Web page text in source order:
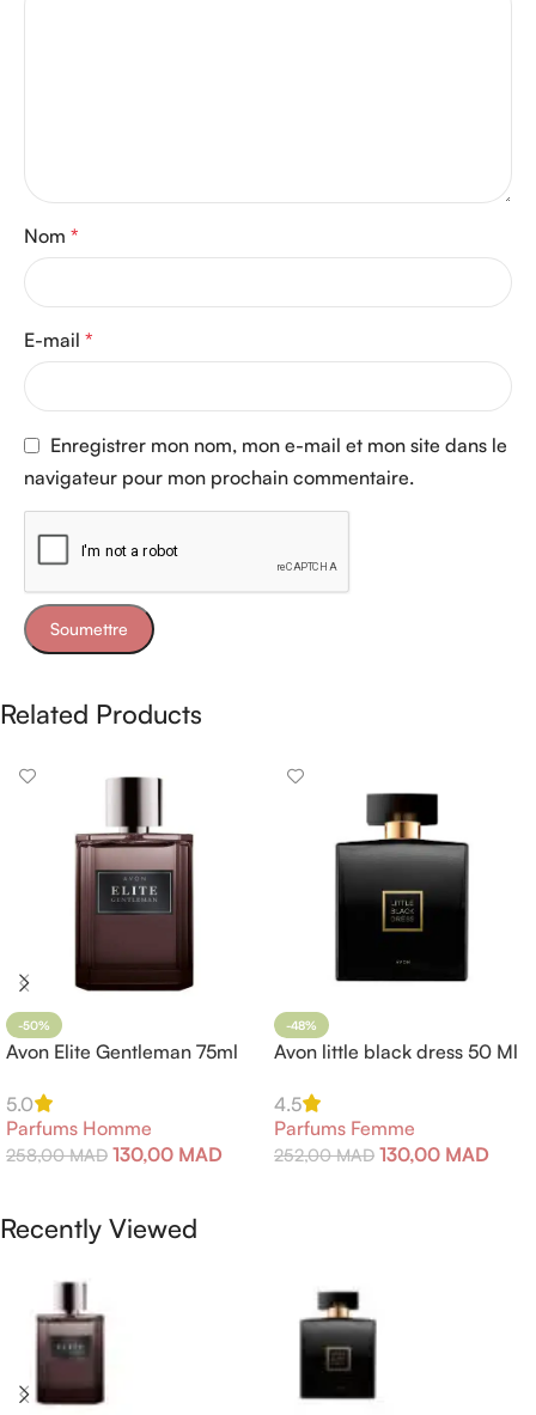
Nom *
E-mail *
Enregistrer mon nom, mon e-mail et mon site dans le
navigateur pour mon prochain commentaire.
Related Products
-50%
Avon Elite Gentleman 75ml
5.0
Parfums Homme
258,00MAD 130,00 MAD
-48%
Avon little black dress 50 Ml
4.5
Parfums Femme
252,00MAD 130,00 MAD
Recently Viewed